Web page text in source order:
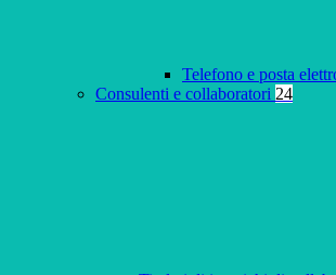
Telefono e posta
Consulenti e collaboratori 24